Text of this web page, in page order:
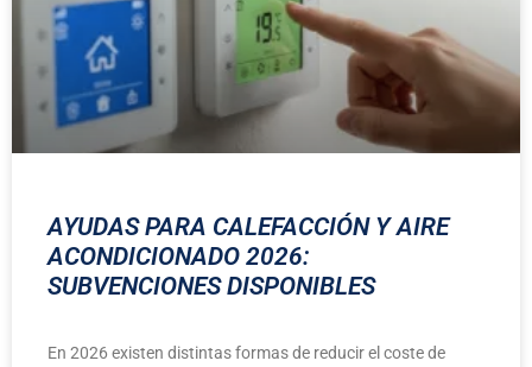
AYUDAS PARA CALEFACCIÓN Y AIRE
ACONDICIONADO 2026:
SUBVENCIONES DISPONIBLES
En 2026 existen distintas formas de reducir el coste de